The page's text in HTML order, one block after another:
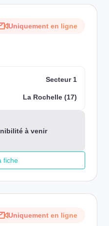
Uniquement en ligne
Secteur 1
La Rochelle (17)
à venir
fiche
Uniquement en ligne